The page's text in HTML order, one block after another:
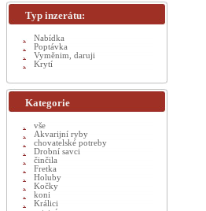
Typ inzerátu:
Nabídka
Poptávka
Vyměnim, daruji
Krytí
Kategorie
vše
Akvarijní ryby
chovatelské potreby
Drobní savci
činčila
Fretka
Holuby
Kočky
koni
Králici